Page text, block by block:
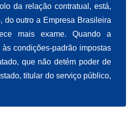
da relação contratual, está,
do outro a Empresa Brasileira
mais exame. Quando a
condições-padrão impostas
que não detém poder de
titular do serviço público,